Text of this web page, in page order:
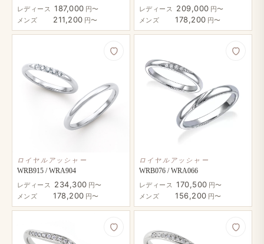
レディース 187,000 円〜
メンズ
211,200 円〜
レディース 209,000 円〜
メンズ
178,200 円〜
ロイヤルアッシャー
WRB915 / WRA904
レディース 234,300 円〜
メンズ
178,200 円〜
ロイヤルアッシャー
WRB076 / WRA066
レディース 170,500 円〜
メンズ
156,200 円〜